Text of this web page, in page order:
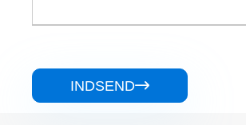
INDSEND